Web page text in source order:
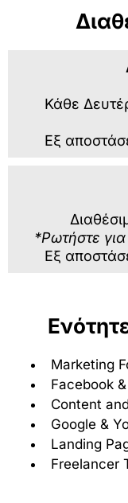
Κάθε
Εξ
*Ρωτήστε
Εξ
Marketing
Facebook
Content
Google &
Landing
Freelancer